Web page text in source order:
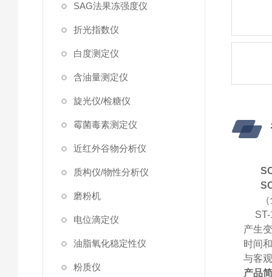
SAG法果冻强度仪
折光指数仪
白度测定仪
含油量测定仪
旋光仪/检糖仪
霉菌毒素测定仪
近红外谷物分析仪
质构仪/物性分析仪
磨粉机
电位滴定仪
油脂氧化稳定性仪
粉质仪
产生
时间
与客
产品